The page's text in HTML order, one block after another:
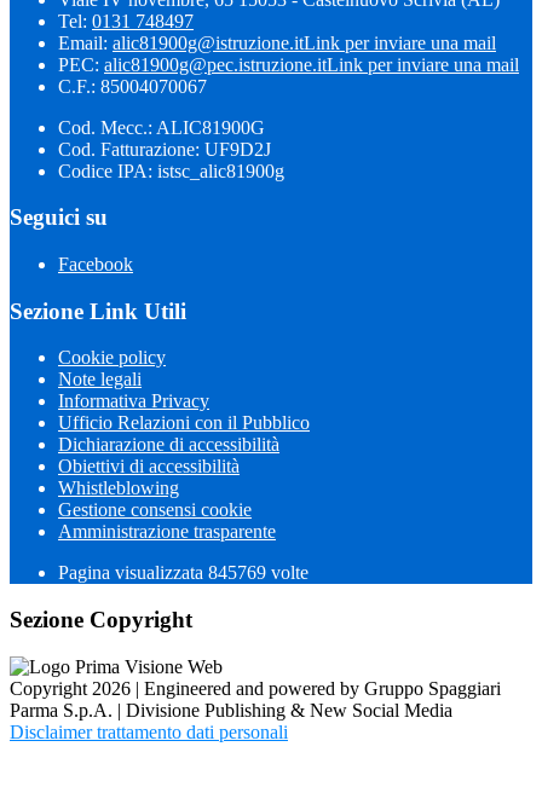
Tel: 0131 748497
Email: alic81900g@istruzione.itLink per inviare una mail
PEC: alic81900g@pec.istruzione.itLink per inviare una mail
C.F.: 85004070067
Cod. Mecc.: ALIC81900G
Cod. Fatturazione: UF9D2J
Codice IPA: istsc_alic81900g
Seguici su
Facebook
Sezione Link Utili
Cookie policy
Note legali
Informativa Privacy
Ufficio Relazioni con il Pubblico
Dichiarazione di accessibilità
Obiettivi di accessibilità
Whistleblowing
Gestione consensi cookie
Amministrazione trasparente
Pagina visualizzata 845769 volte
Sezione Copyright
Copyright 2026 | Engineered and powered by Gruppo Spaggiari
Parma S.p.A. | Divisione Publishing & New Social Media
Disclaimer trattamento dati personali